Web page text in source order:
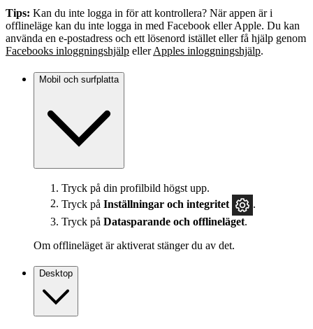
Tips: Kan du inte logga in för att kontrollera? När appen är i
offlineläge kan du inte logga in med Facebook eller Apple. Du kan
använda en e‑postadress och ett lösenord istället eller få hjälp genom
Facebooks inloggningshjälp ellerApples inloggningshjälp.
Mobil och surfplatta
Tryck på din profilbild högst upp.
Tryck på Inställningar och integritet
Tryck på Datasparande och offlineläget.
Om offlineläget är aktiverat stänger du av det.
Desktop